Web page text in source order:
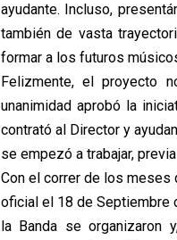
ayudante. Incluso,
también de vasta
formar a los futuros
Felizmente, el proyecto
unanimidad aprobó la
contrató al Director y
se empezó a trabajar,
Con el correr de los meses
oficial el 18 de Septiembre
la Banda se organizaron